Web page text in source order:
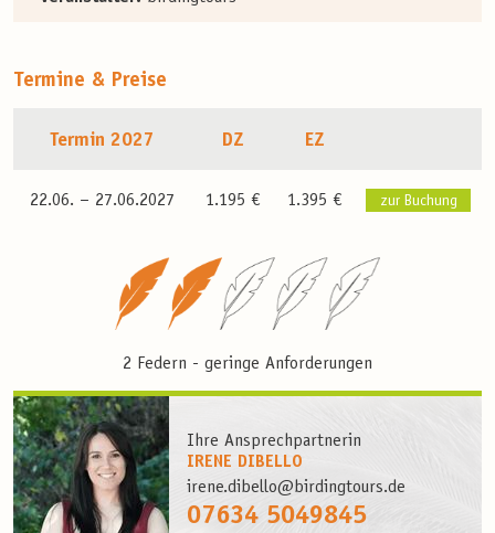
Termine & Preise
Termin 2027 DZ EZ
22.06. – 27.06.2027 1.195 € 1.395 € zur Buchung
2 Federn - geringe Anforderungen
Ihre Ansprechpartnerin
IRENE DIBELLO
irene.dibello@birdingtours.de
07634 5049845